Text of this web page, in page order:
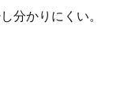
分かりにくい。